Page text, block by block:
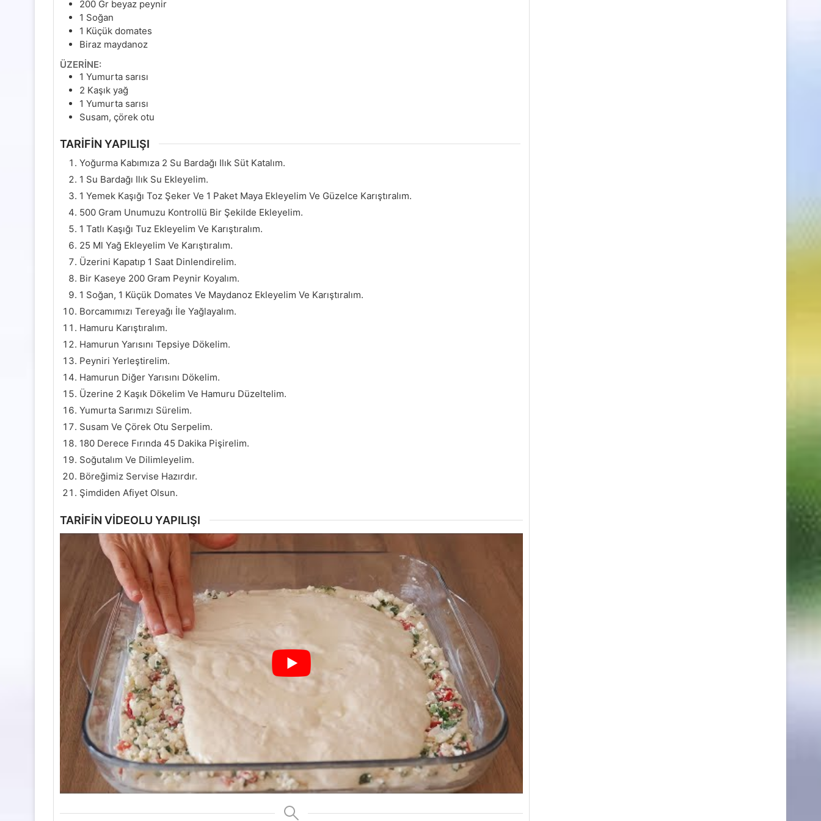
200 Gr beyaz peynir
1 Soğan
1 Küçük domates
Biraz maydanoz
ÜZERİNE:
1 Yumurta sarısı
2 Kaşık yağ
1 Yumurta sarısı
Susam, çörek otu
TARİFİN YAPILIŞI
Yoğurma Kabımıza 2 Su Bardağı Ilık Süt Katalım.
1 Su Bardağı Ilık Su Ekleyelim.
1 Yemek Kaşığı Toz Şeker Ve 1 Paket Maya Ekleyelim Ve Güzelce Karıştıralım.
500 Gram Unumuzu Kontrollü Bir Şekilde Ekleyelim.
1 Tatlı Kaşığı Tuz Ekleyelim Ve Karıştıralım.
25 Ml Yağ Ekleyelim Ve Karıştıralım.
Üzerini Kapatıp 1 Saat Dinlendirelim.
Bir Kaseye 200 Gram Peynir Koyalım.
1 Soğan, 1 Küçük Domates Ve Maydanoz Ekleyelim Ve Karıştıralım.
Borcamımızı Tereyağı İle Yağlayalım.
Hamuru Karıştıralım.
Hamurun Yarısını Tepsiye Dökelim.
Peyniri Yerleştirelim.
Hamurun Diğer Yarısını Dökelim.
Üzerine 2 Kaşık Dökelim Ve Hamuru Düzeltelim.
Yumurta Sarımızı Sürelim.
Susam Ve Çörek Otu Serpelim.
180 Derece Fırında 45 Dakika Pişirelim.
Soğutalım Ve Dilimleyelim.
Böreğimiz Servise Hazırdır.
Şimdiden Afiyet Olsun.
TARİFİN VİDEOLU YAPILIŞI